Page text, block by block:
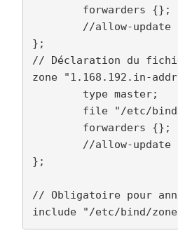
        forwarders {};
//allow-update
};
// Déclaration du
zone "1.168.192.in-
        type master;
file "/etc/
        forwarders {};
//allow-update
};
// Obligatoire pour